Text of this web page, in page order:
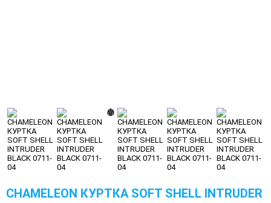
CHAMELEON КУРТКА SOFT SHELL INTRUDER